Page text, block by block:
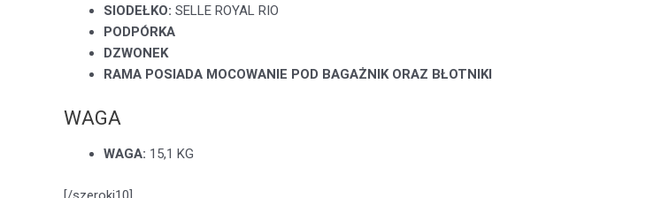
SIODEŁKO: SELLE ROYAL RIO
PODPÓRKA
DZWONEK
RAMA POSIADA MOCOWANIE POD BAGAŻNIK ORAZ BŁOTNIKI
WAGA
WAGA: 15,1 KG